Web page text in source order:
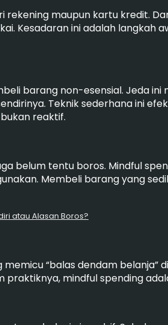
rekening maupun kartu kredit.
Kesadaran ini adalah langkah
barang non-esensial. Jeda
Teknik sederhana ini
reaktif.
belum tentu boros. Mindful
Membeli barang yang
atau Alasan Boros?
“balas dendam belanja”
mindful spending